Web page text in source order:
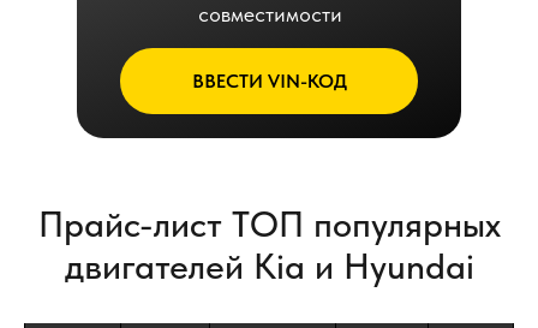
ВВЕСТИ VIN-КОД
совместимости
Прайс-лист ТОП популярных
двигателей Kia и Hyundai